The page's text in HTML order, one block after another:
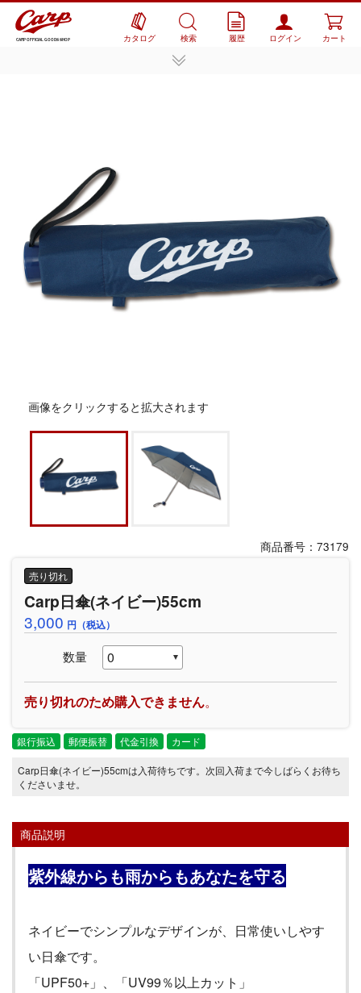
CARP OFFICIAL GOODS SHOP カタログ 検索 履歴 ログイン カート
画像をクリックすると拡大されます
商品番号：73179
売り切れ
Carp日傘(ネイビー)55cm
3,000 円（税込）
数量
売り切れのため購入できません。
銀行振込 郵便振替 代金引換 カード
Carp日傘(ネイビー)55cmは入荷待ちです。次回入荷まで今しばらくお待ち
くださいませ。
商品説明
紫外線からも雨からもあなたを守る
ネイビーでシンプルなデザインが、日常使いしやす
い日傘です。
「UPF50+ 」、「UV99％以上カット」